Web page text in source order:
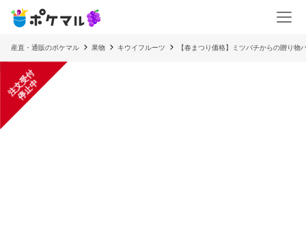
産直・通販のポケマル 果物 キウイフルーツ 【春まつり価格】ミツバチからの贈り
注
文
受
付
停
止
中